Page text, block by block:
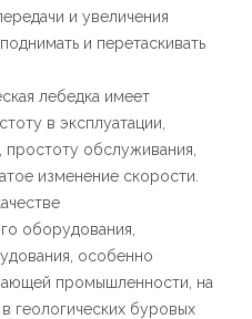
и увеличения
и перетаскивать
лебедка имеет
в эксплуатации,
простоту обслуживания,
изменение скорости.
оборудования,
особенно
промышленности, на
геологических буровых